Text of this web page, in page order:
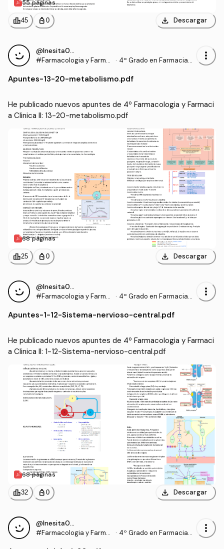
55 páginas
leaderboard45 personal_bag 0 download Descargar
@Inesita010
#Farmacologia y Farma
· 4º Grado en Farmacia
more_vert
Apuntes-13-20-metabolismo.pdf
He publicado nuevos apuntes de 4º Farmacologia y Farmaci
a Clinica II: 13-20-metabolismo.pdf
68 páginas
leaderboard25 personal_bag 0 download Descargar
@Inesita010
#Farmacologia y Farma
· 4º Grado en Farmacia
more_vert
Apuntes-1-12-Sistema-nervioso-central.pdf
He publicado nuevos apuntes de 4º Farmacologia y Farmaci
a Clinica II: 1-12-Sistema-nervioso-central.pdf
68 páginas
leaderboard32 personal_bag 0 download Descargar
@Inesita010
#Farmacologia y Farma
· 4º Grado en Farmacia
more_vert